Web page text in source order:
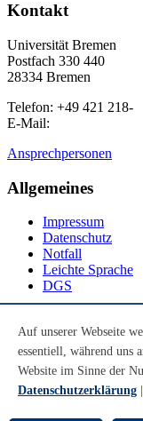
Kontakt
Universität Bremen
Postfach 330 440
28334 Bremen
Telefon: +49 421 218-
E-Mail:
Ansprechpersonen
Allgemeines
Impressum
Datenschutz
Notfall
Leichte Sprache
DGS
Youtube
Instagram
LinkedIn
Auf unserer Webseite
essentiell, während uns
Website im Sinne der
Datenschutzerklärung